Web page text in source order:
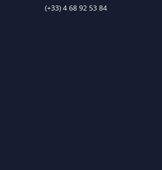
(+33) 4 68 92 53 84